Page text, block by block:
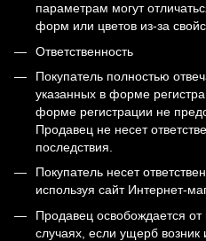
параметрам могут
форм или цветов из-за
Ответственность
Покупатель полностью
указанных в форме
форме регистрации не
Продавец не несет
последствия.
Покупатель несет
используя сайт Интернет-
Продавец освобождается от
случаях, если ущерб возник